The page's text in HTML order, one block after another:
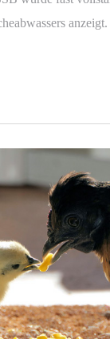
anzeigt.